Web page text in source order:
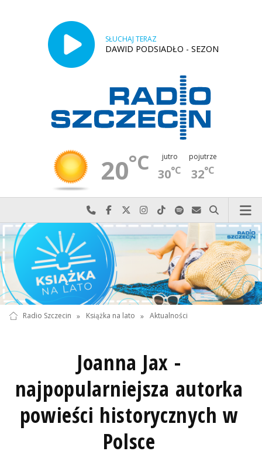
SŁUCHAJ TERAZ
DAWID PODSIADŁO - SEZON
20°C jutro
30°C
pojutrze
32°C
Najlepiej po prostu do nas zadzwoń
Odwiedź nas na Facebook-u
Odwiedź nas na X
Odwiedź nas na Instagram-ie
Odwiedź nas na TikTok-u
Szukaj nas na Spotify
Wyślij do nas
Szukaj
Radio Szczecin » Książka na lato » Aktualności
Joanna Jax -
najpopularniejsza autorka
powieści historycznych w
Polsce